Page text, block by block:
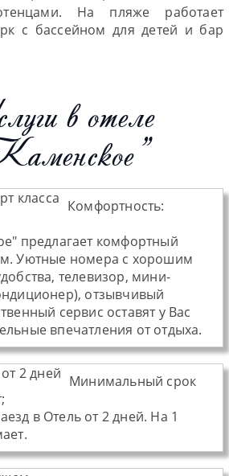
На пляже работает
с бассейном для детей и бар
в отеле
Комфортность:
предлагает комфортный
Уютные номера с хорошим
телевизор, мини-
отзывчивый
сервис оставят у Вас
впечатления от отдыха.
Минимальный срок
в Отель от 2 дней. На 1